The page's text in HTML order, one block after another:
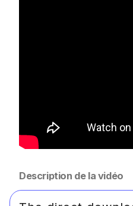
Description de la vidéo